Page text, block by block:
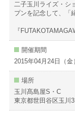
二子玉川ライズ・シ
プンを記念して、「
『
開催期間
2015年04月24日（金
場所
玉川髙島屋S・C
東京都世田谷区玉川